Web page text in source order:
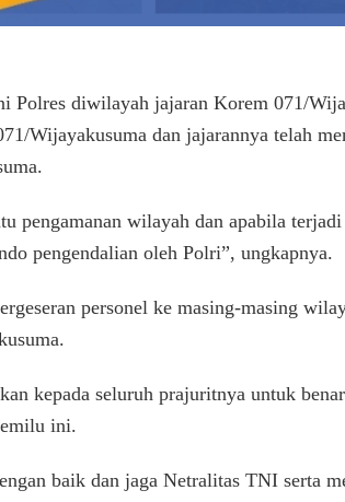
Polres diwilayah jajaran Korem 071/
Wijayakusuma dan jajarannya telah
pengamanan wilayah dan apabila
pengendalian oleh Polri”, ungkapnya.
personel ke masing-masing
kepada seluruh prajuritnya untuk
ini.
baik dan jaga Netralitas TNI serta